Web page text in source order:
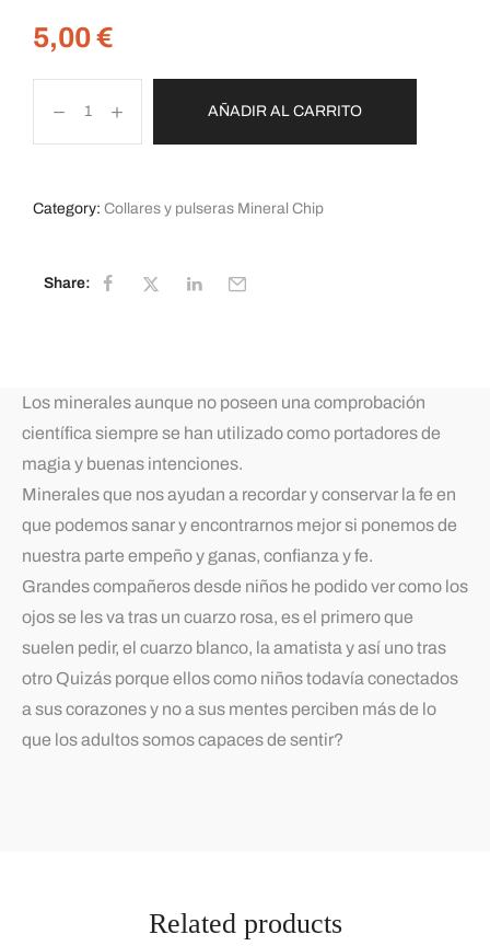
5,00€
AÑADIR AL CARRITO
Category: Collares y pulseras Mineral Chip
Share:
Los minerales aunque no poseen una comprobación
científica siempre se han utilizado como portadores de
magia y buenas intenciones.
Minerales que nos ayudan a recordar y conservar la fe en
que podemos sanar y encontrarnos mejor si ponemos de
nuestra parte empeño y ganas, confianza y fe.
Grandes compañeros desde niños he podido ver como los
ojos se les va tras un cuarzo rosa, es el primero que
suelen pedir, el cuarzo blanco, la amatista y así uno tras
otro Quizás porque ellos como niños todavía conectados
a sus corazones y no a sus mentes perciben más de lo
que los adultos somos capaces de sentir?
Related products